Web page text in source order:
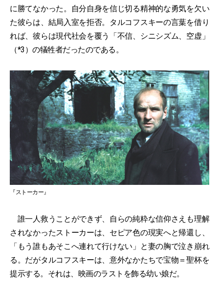
に勝てなかった。自分自身を信じ切る精神的な勇気を欠い
た彼らは、結局入室を拒否。タルコフスキーの言葉を借り
れば、彼らは現代社会を覆う「不信、シニシズム、空虚」
（*3）の犠牲者だったのである。
『ストーカー』
誰一人救うことができず、自らの純粋な信仰さえも理解
されなかったストーカーは、セピア色の現実へと帰還し、
「もう誰もあそこへ連れて行けない」と妻の胸で泣き崩れ
る。だがタルコフスキーは、意外なかたちで宝物＝聖杯を
提示する。それは、映画のラストを飾る幼い娘だ。